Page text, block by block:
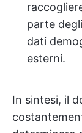
parte
dati
esterni.
In sintesi, il